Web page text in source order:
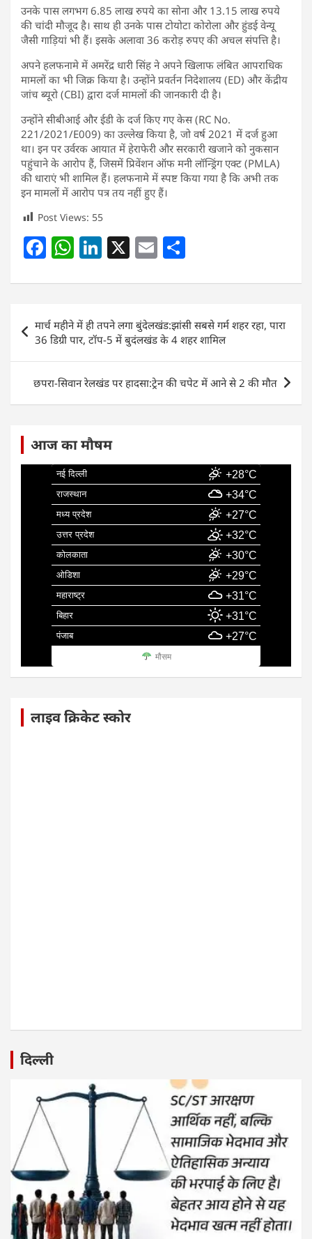
उनके पास लगभग 6.85 लाख रुपये का सोना और 13.15 लाख रुपये
की चांदी मौजूद है। साथ ही उनके पास टोयोटा कोरोला और हुंडई वेन्यू
जैसी गाड़ियां भी हैं। इसके अलावा 36 करोड़ रुपए की अचल संपत्ति है।
अपने हलफनामे में अमरेंद्र धारी सिंह ने अपने खिलाफ लंबित आपराधिक
मामलों का भी जिक्र किया है। उन्होंने प्रवर्तन निदेशालय (ED) और केंद्रीय
जांच ब्यूरो (CBI) द्वारा दर्ज मामलों की जानकारी दी है।
उन्होंने सीबीआई और ईडी के दर्ज किए गए केस (RC No.
221/2021/E009) का उल्लेख किया है, जो वर्ष 2021 में दर्ज हुआ
था। इन पर उर्वरक आयात में हेराफेरी और सरकारी खजाने को नुकसान
पहुंचाने के आरोप हैं, जिसमें प्रिवेंशन ऑफ मनी लॉन्ड्रिंग एक्ट (PMLA)
की धाराएं भी शामिल हैं। हलफनामे में स्पष्ट किया गया है कि अभी तक
इन मामलों में आरोप पत्र तय नहीं हुए हैं।
Post Views: 55
F
c
e
b
o
o
k
W
at
s
A
p
p
Li
k
e
dI
n
X E
ai
l
ar
e
navigation
मार्च महीने में ही तपने लगा बुंदेलखंड:झांसी सबसे गर्म शहर रहा, पारा
36 डिग्री पार, टॉप-5 में बुदंलखंड के 4 शहर शामिल
छपरा-सिवान रेलखंड पर हादसा:ट्रेन की चपेट में आने से 2 की मौत
आज का मौषम
नई दिल्ली +28°C
राजस्थान +34°C
मध्य प्रदेश +27°C
उत्तर प्रदेश +32°C
कोलकाता +30°C
ओडिशा +29°C
महाराष्ट्र +31°C
बिहार +31°C
पंजाब +27°C
मौसम
लाइव क्रिकेट स्कोर
दिल्ली